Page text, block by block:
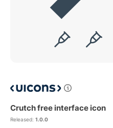
Crutch free interface icon
Released: 1.0.0